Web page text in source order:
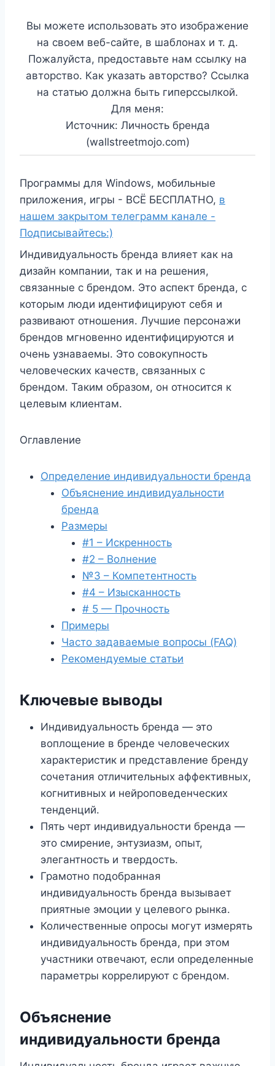
Вы можете использовать это изображение
на своем веб-сайте, в шаблонах и т. д.
Пожалуйста, предоставьте нам ссылку на
авторство. Как указать авторство? Ссылка
на статью должна быть гиперссылкой.
Для меня:
Источник: Личность бренда
(wallstreetmojo.com)
Программы для Windows, мобильные
приложения, игры - ВСЁ БЕСПЛАТНО, в
нашем закрытом телеграмм канале -
Подписывайтесь:)
Индивидуальность бренда влияет как на
дизайн компании, так и на решения,
связанные с брендом. Это аспект бренда, с
которым люди идентифицируют себя и
развивают отношения. Лучшие персонажи
брендов мгновенно идентифицируются и
очень узнаваемы. Это совокупность
человеческих качеств, связанных с
брендом. Таким образом, он относится к
целевым клиентам.
Оглавление
Определение индивидуальности бренда
Объяснение индивидуальности
бренда
Размеры
#1 – Искренность
#2 – Волнение
№3 – Компетентность
#4 – Изысканность
# 5 — Прочность
Примеры
Часто задаваемые вопросы (FAQ)
Рекомендуемые статьи
Ключевые выводы
Индивидуальность бренда — это
воплощение в бренде человеческих
характеристик и представление бренду
сочетания отличительных аффективных,
когнитивных и нейроповеденческих
тенденций.
Пять черт индивидуальности бренда —
это смирение, энтузиазм, опыт,
элегантность и твердость.
Грамотно подобранная
индивидуальность бренда вызывает
приятные эмоции у целевого рынка.
Количественные опросы могут измерять
индивидуальность бренда, при этом
участники отвечают, если определенные
параметры коррелируют с брендом.
Объяснение
индивидуальности бренда